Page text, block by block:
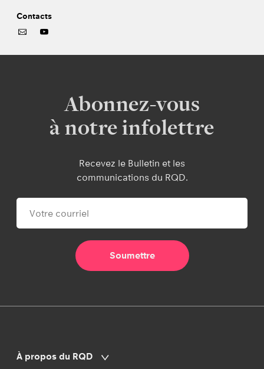
Contacts
Abonnez-vous
à notre infolettre
Recevez le Bulletin et les
communications du RQD.
À propos du RQD